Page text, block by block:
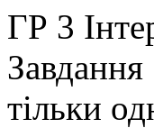
ГР 3
тільки